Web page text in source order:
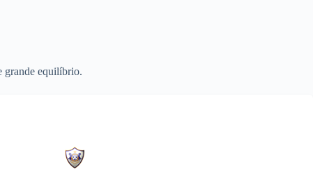
grande equilíbrio.